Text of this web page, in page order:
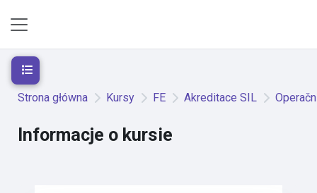
Strona główna Kursy FE Akreditace SIL
Informacje o kursie
Otwórz indeks kursu